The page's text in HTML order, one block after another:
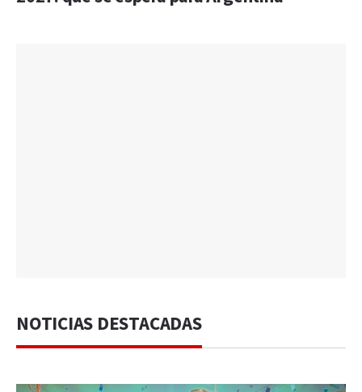
NOTICIAS DESTACADAS